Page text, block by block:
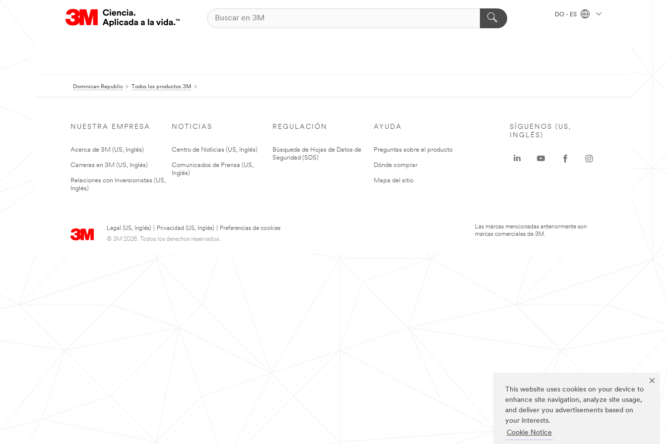
This website uses cookies on your device to
enhance site navigation, analyze site usage,
and deliver you advertisements based on
your interests.
Cookie Notice
DO - ES
Dominican Republic Todos los productos 3M
NUESTRA EMPRESA
Acerca de 3M (US, Inglés)
Carreras en 3M (US, Inglés)
Relaciones con Inversionistas (US,
Inglés)
NOTICIAS
Centro de Noticias (US, Inglés)
Comunicados de Prensa (US,
Inglés)
REGULACIÓN
Búsqueda de Hojas de Datos de
Seguridad (SDS)
AYUDA
Preguntas sobre el producto
Dónde comprar
Mapa del sitio
Legal (US, Inglés) Privacidad (US, Inglés)
Preferencias de cookies
© 3M 2026. Todos los derechos reservados..
SÍGUENOS (US,
INGLÉS)
Las marcas mencionadas anteriormente son
marcas comerciales de 3M.